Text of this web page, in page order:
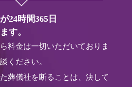
24時間365日
す。
料金は一切いただいておりま
ください。
葬儀社を断ることは、決して